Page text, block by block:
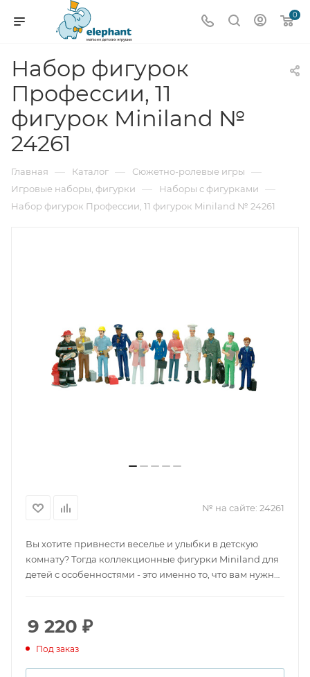
0
Набор фигурок
Профессии, 11
фигурок Miniland №
24261
Главная — Каталог — Сюжетно-ролевые игры —
Игровые наборы, фигурки — Наборы с фигурками —
Набор фигурок Профессии, 11 фигурок Miniland № 24261
№ на сайте: 24261
Вы хотите привнести веселье и улыбки в детскую
комнату? Тогда коллекционные фигурки Miniland для
детей с особенностями - это именно то, что вам нужно!
принять разнообразие в нашем мире. Вы можете
приобрести эти фигурки Handicapeped Figures
Miniland и порадовать своего ребенка. Все фигурки
выполнены в ярких цветах и с любовью к деталям.
9 220 ₽
Под заказ